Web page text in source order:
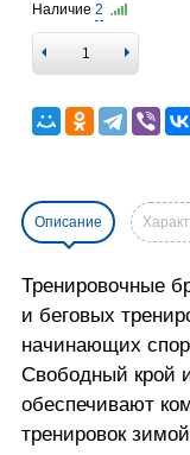
Наличие 2
Описание
Тренировочные
и беговых
начинающих
Свободный крой
обеспечивают
тренировок